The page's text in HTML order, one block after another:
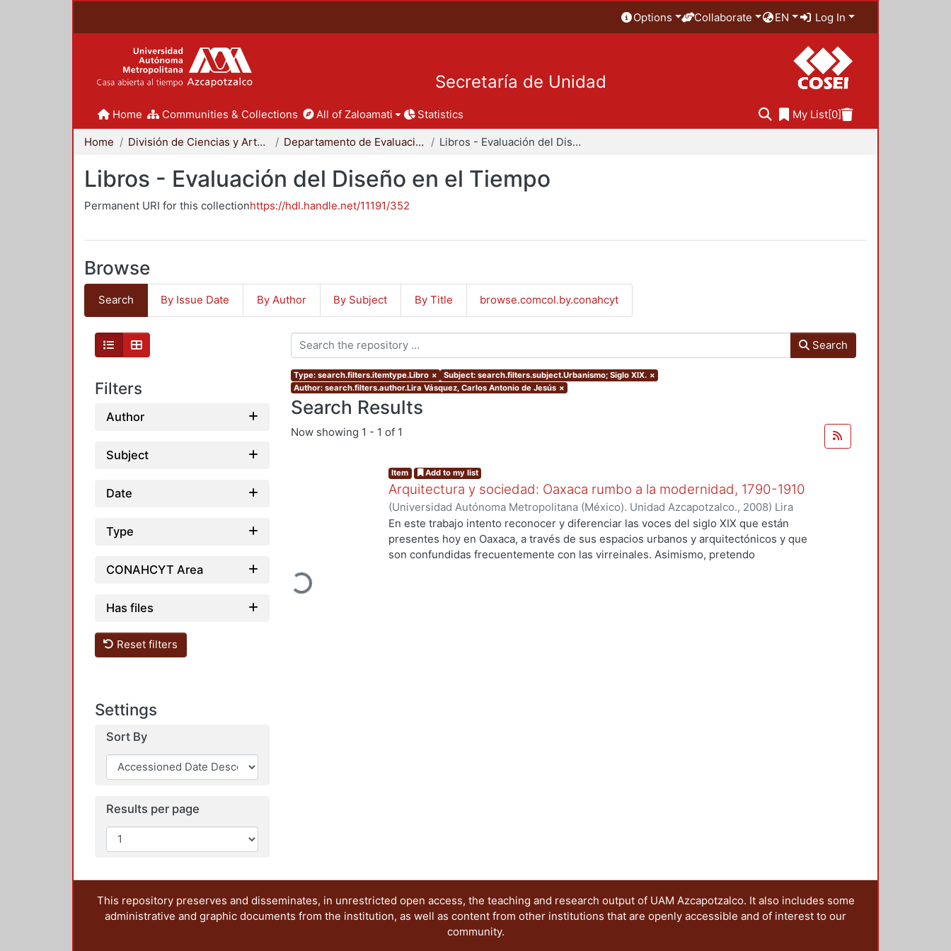
Options Collaborate EN Log In
Secretaría de Unidad
Home Communities & Collections All of Zaloamati Statistics My List[0]
Home División de Ciencias y Artes para el Diseño Departamento de Evaluación del Diseño en el Tiempo Libros - Evaluación del Diseño en el Tiempo
Libros - Evaluación del Diseño en el Tiempo
Permanent URI for this collectionhttps://hdl.handle.net/11191/352
Browse
Search By Issue Date By Author By Subject By Title browse.comcol.by.conahcyt
Filters
Author
Subject
Date
Type
CONAHCYT Area
Has files
Reset filters
Settings
Sort By
Results per page
Search
Type: search.filters.itemtype.Libro × Subject: search.filters.subject.Urbanismo; Siglo XIX. ×
Author: search.filters.author.Lira Vásquez, Carlos Antonio de Jesús ×
Search Results
Now showing 1 - 1 of 1
Loading...
Item Add to my list
Arquitectura y sociedad: Oaxaca rumbo a la modernidad, 1790-1910
(Universidad Autónoma Metropolitana (México). Unidad Azcapotzalco., 2008) Lira
Vásquez, Carlos Antonio de Jesús
En este trabajo intento reconocer y diferenciar las voces del siglo XIX que están
presentes hoy en Oaxaca, a través de sus espacios urbanos y arquitectónicos y que
son confundidas frecuentemente con las virreinales. Asimismo, pretendo
This repository preserves and disseminates, in unrestricted open access, the teaching and research output of UAM Azcapotzalco. It also includes some
administrative and graphic documents from the institution, as well as content from other institutions that are openly accessible and of interest to our
community.